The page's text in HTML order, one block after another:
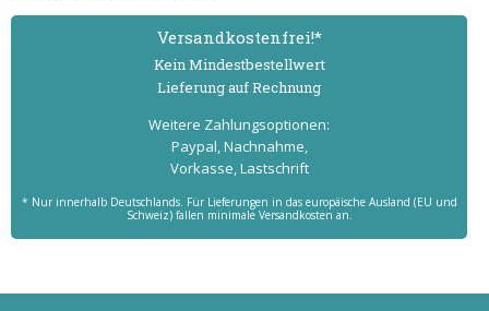
Versand­kostenfrei!*
Kein Mindest­bestell­wert
Lieferung auf Rechnung
Weitere Zahlungs­optionen:
Paypal, Nachnahme,
Vorkasse, Lastschrift
* Nur innerhalb Deutschlands. Für Lieferungen in das europäische Ausland (EU und
Schweiz) fallen minimale Versandkosten an.